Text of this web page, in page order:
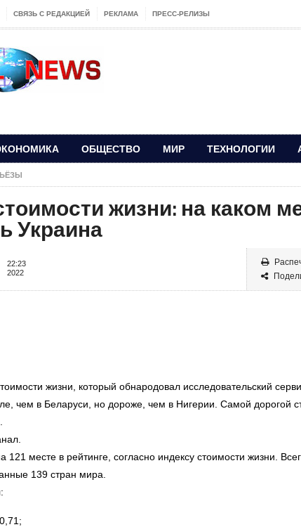
СВЯЗЬ С РЕДАКЦИЕЙ РЕКЛАМА ПРЕСС-РЕЛИЗЫ
ОБЩЕСТВО МИР ТЕХНОЛОГИИ
жизни: на каком
Украина
22:23
2022
жизни, который обнародовал исследовательский
чем в Беларуси, но дороже, чем в Нигерии. Самой дорогой
121 месте в рейтинге, согласно индексу стоимости жизни.
139 стран мира.